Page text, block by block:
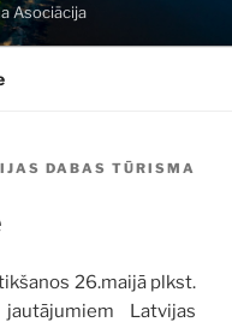
Asociācija
DABAS TŪRISMA
26.maijā plkst.
Latvijas